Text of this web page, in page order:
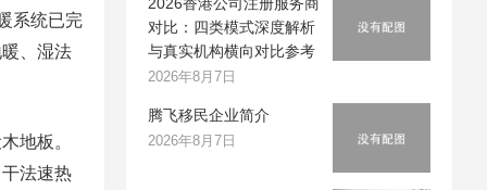
系统已完
、湿法
地板。
法速热
对比：四类模式深度解析
与真实机构横向对比参考
2026年8月7日
腾飞移民企业简介
2026年8月7日